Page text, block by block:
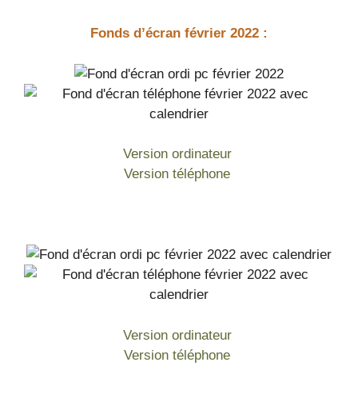
Fonds d’écran février 2022 :
Version ordinateur
Version téléphone
Version ordinateur
Version téléphone